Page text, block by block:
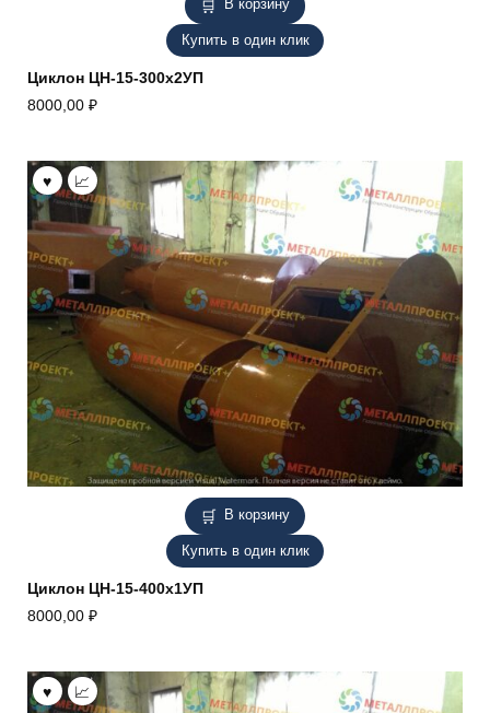
В корзину
Купить в один клик
Циклон ЦН-15-300х2УП
8000,00 ₽
В корзину
Купить в один клик
Циклон ЦН-15-400х1УП
8000,00 ₽